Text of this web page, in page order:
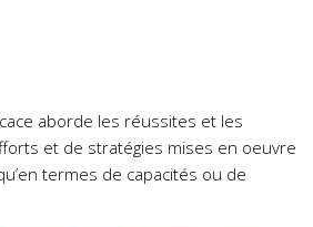
aborde les réussites et les
et de stratégies mises en oeuvre
termes de capacités ou de